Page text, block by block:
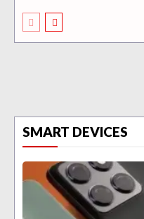
SMART DEVICES